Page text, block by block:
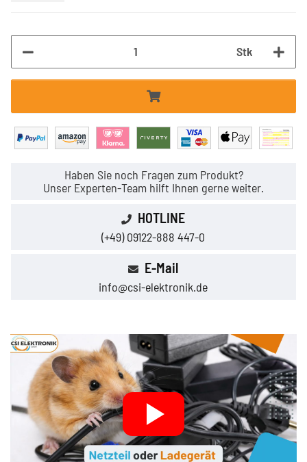
Stk
Haben Sie noch Fragen zum Produkt?
Unser Experten-Team hilft Ihnen gerne weiter.
HOTLINE
(+49) 09122-888 447-0
E-Mail
info@csi-elektronik.de